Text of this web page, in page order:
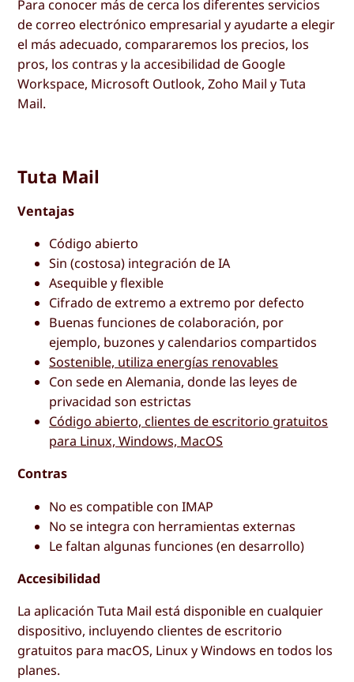
Para conocer más de cerca los diferentes servicios
de correo electrónico empresarial y ayudarte a elegir
el más adecuado, compararemos los precios, los
pros, los contras y la accesibilidad de Google
Workspace, Microsoft Outlook, Zoho Mail y Tuta
Mail.
Tuta Mail
Ventajas
Código abierto
Sin (costosa) integración de IA
Asequible y flexible
Cifrado de extremo a extremo por defecto
Buenas funciones de colaboración, por
ejemplo, buzones y calendarios compartidos
Sostenible, utiliza energías renovables
Con sede en Alemania, donde las leyes de
privacidad son estrictas
Código abierto, clientes de escritorio gratuitos
para Linux, Windows, MacOS
Contras
No es compatible con IMAP
No se integra con herramientas externas
Le faltan algunas funciones (en desarrollo)
Accesibilidad
La aplicación Tuta Mail está disponible en cualquier
dispositivo, incluyendo clientes de escritorio
gratuitos para macOS, Linux y Windows en todos los
planes.